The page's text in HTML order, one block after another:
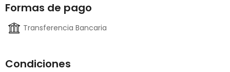
Formas de pago
Transferencia Bancaria
Condiciones